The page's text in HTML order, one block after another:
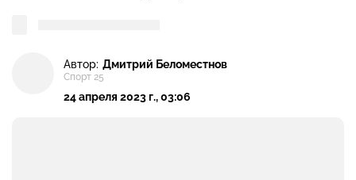
Автор: Дмитрий Беломестнов
Спорт 25
24 апреля 2023 г., 03:06